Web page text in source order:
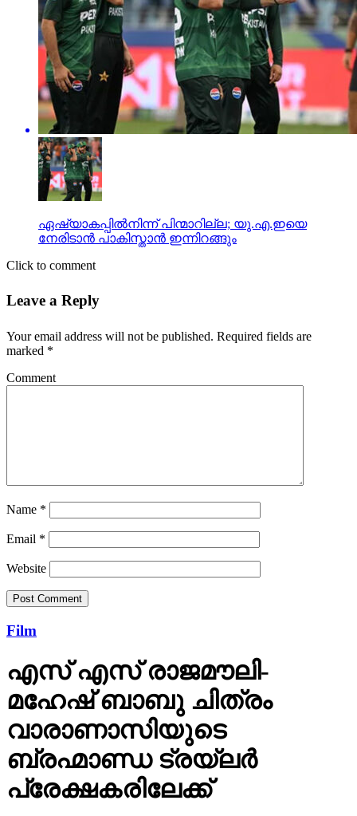
ഏഷ്യാകപ്പില്‍നിന്ന് പിന്മാറില്ല; യു.എ.ഇയെ
നേരിടാന്‍ പാകിസ്താന്‍ ഇന്നിറങ്ങും
Click to comment
Leave a Reply
Your email address will not be published. Required fields are
marked *
Comment
Name *
Email *
Website
Film
എസ് എസ് രാജമൗലി-
മഹേഷ് ബാബു ചിത്രം
വാരാണാസിയുടെ
ബ്രഹ്മാണ്ഡ ട്രയ്ലർ
പ്രേക്ഷകരിലേക്ക്